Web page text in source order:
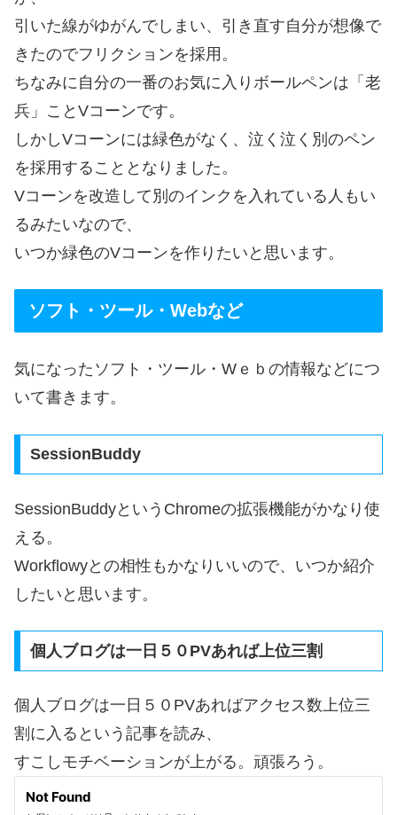
引いた線がゆがんでしまい、引き直す自分が想像で
きたのでフリクションを採用。
ちなみに自分の一番のお気に入りボールペンは「老
兵」ことVコーンです。
しかしVコーンには緑色がなく、泣く泣く別のペン
を採用することとなりました。
Vコーンを改造して別のインクを入れている人もい
るみたいなので、
いつか緑色のVコーンを作りたいと思います。
ソフト・ツール・Webなど
気になったソフト・ツール・Wｅｂの情報などにつ
いて書きます。
SessionBuddy
SessionBuddyというChromeの拡張機能がかなり使
える。
Workflowyとの相性もかなりいいので、いつか紹介
したいと思います。
個人ブログは一日５０PVあれば上位三割
個人ブログは一日５０PVあればアクセス数上位三
割に入るという記事を読み、
すこしモチベーションが上がる。頑張ろう。